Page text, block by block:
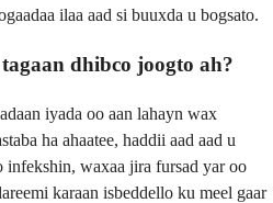
ilaa aad si buuxda u bogsato.
dhibco joogto ah?
iyada oo aan lahayn wax
ha ahaatee, haddii aad aad u
infekshin, waxaa jira fursad yar oo
karaan isbeddello ku meel gaar